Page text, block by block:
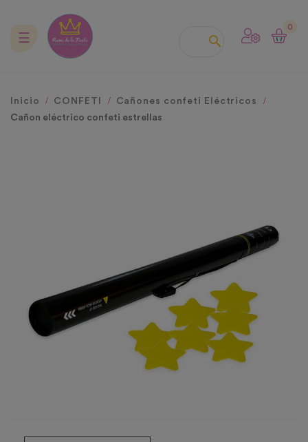

0
Navegación
☰
Inicio CONFETI
Cañones confeti Eléctricos
Cañon eléctrico confeti estrellas